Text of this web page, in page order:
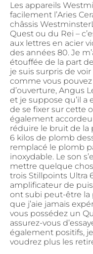
Les appareils
facilement l’Aries
châssis
Quest ou du Rei –
aux lettres en acier
des années 80. Je
étouffée de la part
je suis surpris de
comme vous
d’ouverture, Angus
et je suppose qu’il a
de se fixer sur cette
également
réduire le bruit de la
6 kilos de plomb
remplacé le plomb
inoxydable. Le son
mettre quelque
trois Stillpoints Ultra
amplificateur de
ont subi peut-être la
que j’aie jamais
vous possédez un
assurez-vous
également positifs,
voudrez plus les